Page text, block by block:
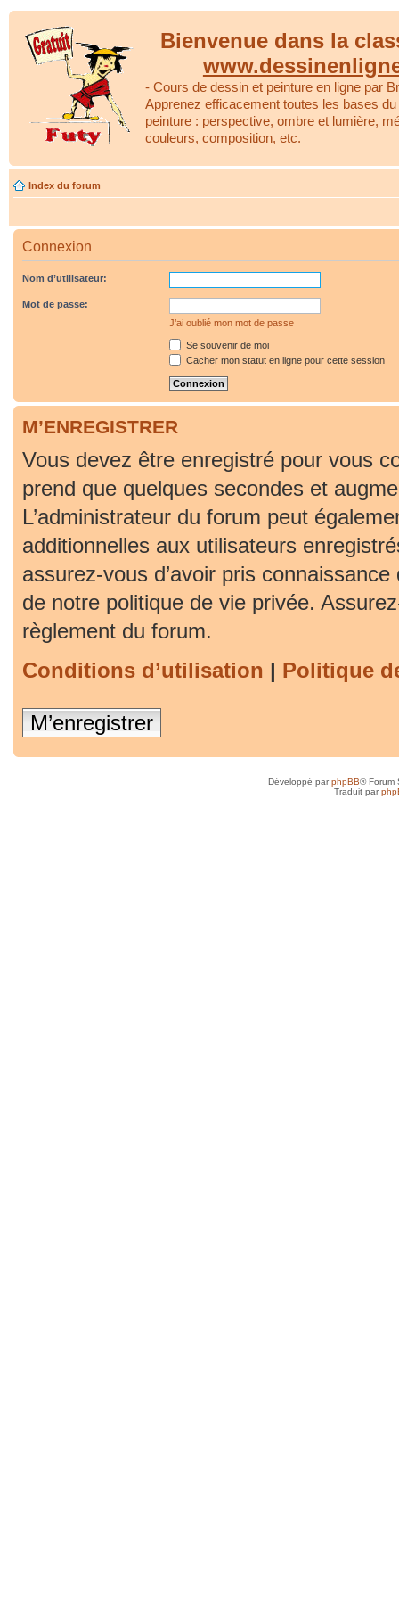
Bienvenue dans la
- Cours de dessin et peinture en ligne par
Apprenez efficacement toutes les bases
peinture : perspective, ombre et lumière,
couleurs, composition, etc.
Index du forum
Connexion
Nom d’utilisateur:
Mot de passe:
J’ai oublié mon mot de passe
Se souvenir de moi
Cacher mon statut en ligne pour cette session
M’ENREGISTRER
Vous devez être enregistré pour vous
prend que quelques secondes et
L’administrateur du forum peut
additionnelles aux utilisateurs
assurez-vous d’avoir pris
de notre politique de vie privée.
règlement du forum.
Conditions d’utilisation | Politique
M’enregistrer
Développé parphpBB® Forum
Traduit par